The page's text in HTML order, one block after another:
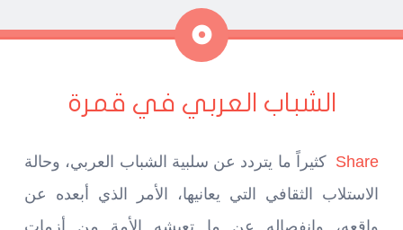
ملاحظة
الشباب العربي في قمرة
Share كثيراً ما يتردد عن سلبية الشباب العربي، وحالة
الاستلاب الثقافي التي يعانيها، الأمر الذي أبعده عن
واقعه، وانفصاله عن ما تعيشه الأمة من أزمات